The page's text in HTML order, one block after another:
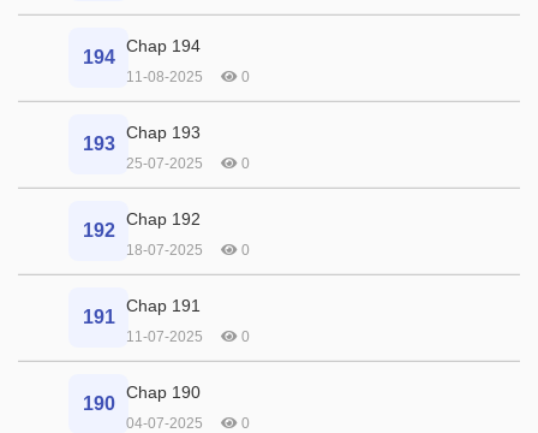
194
Chap 194
11-08-2025 0
193
Chap 193
25-07-2025 0
192
Chap 192
18-07-2025 0
191
Chap 191
11-07-2025 0
190
Chap 190
04-07-2025 0